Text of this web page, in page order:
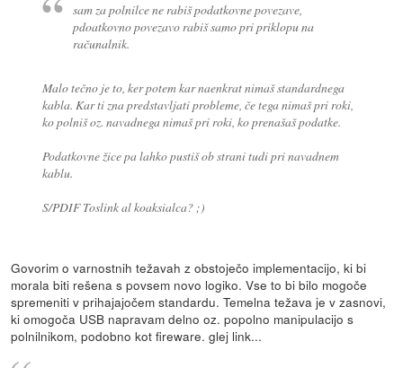
sam za polnilce ne rabiš podatkovne povezave,
pdoatkovno povezavo rabiš samo pri priklopu na
računalnik.
Malo tečno je to, ker potem kar naenkrat nimaš standardnega
kabla. Kar ti zna predstavljati probleme, če tega nimaš pri roki,
ko polniš oz. navadnega nimaš pri roki, ko prenašaš podatke.
Podatkovne žice pa lahko pustiš ob strani tudi pri navadnem
kablu.
S/PDIF Toslink al koaksialca? ;)
Govorim o varnostnih težavah z obstoječo implementacijo, ki bi
morala biti rešena s povsem novo logiko. Vse to bi bilo mogoče
spremeniti v prihajajočem standardu. Temelna težava je v zasnovi,
ki omogoča USB napravam delno oz. popolno manipulacijo s
polnilnikom, podobno kot fireware. glej link...